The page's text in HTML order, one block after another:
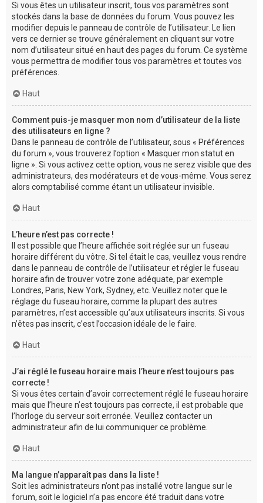
Si vous êtes un utilisateur inscrit, tous vos paramètres sont
stockés dans la base de données du forum. Vous pouvez les
modifier depuis le panneau de contrôle de l’utilisateur. Le lien
vers ce dernier se trouve généralement en cliquant sur votre
nom d’utilisateur situé en haut des pages du forum. Ce système
vous permettra de modifier tous vos paramètres et toutes vos
préférences.
Haut
Comment puis-je masquer mon nom d’utilisateur de la liste
des utilisateurs en ligne ?
Dans le panneau de contrôle de l’utilisateur, sous « Préférences
du forum », vous trouverez l’option « Masquer mon statut en
ligne ». Si vous activez cette option, vous ne serez visible que des
administrateurs, des modérateurs et de vous-même. Vous serez
alors comptabilisé comme étant un utilisateur invisible.
Haut
L’heure n’est pas correcte !
Il est possible que l’heure affichée soit réglée sur un fuseau
horaire différent du vôtre. Si tel était le cas, veuillez vous rendre
dans le panneau de contrôle de l’utilisateur et régler le fuseau
horaire afin de trouver votre zone adéquate, par exemple
Londres, Paris, New York, Sydney, etc. Veuillez noter que le
réglage du fuseau horaire, comme la plupart des autres
paramètres, n’est accessible qu’aux utilisateurs inscrits. Si vous
n’êtes pas inscrit, c’est l’occasion idéale de le faire.
Haut
J’ai réglé le fuseau horaire mais l’heure n’est toujours pas
correcte !
Si vous êtes certain d’avoir correctement réglé le fuseau horaire
mais que l’heure n’est toujours pas correcte, il est probable que
l’horloge du serveur soit erronée. Veuillez contacter un
administrateur afin de lui communiquer ce problème.
Haut
Ma langue n’apparaît pas dans la liste !
Soit les administrateurs n’ont pas installé votre langue sur le
forum, soit le logiciel n’a pas encore été traduit dans votre